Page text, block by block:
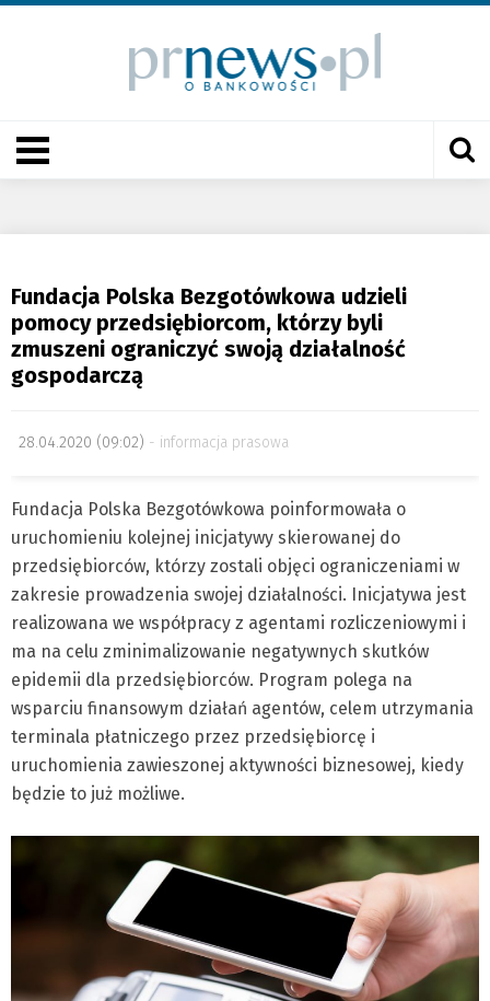
Fundacja Polska Bezgotówkowa udzieli
pomocy przedsiębiorcom, którzy byli
zmuszeni ograniczyć swoją działalność
gospodarczą
28.04.2020 (09:02) informacja prasowa
Fundacja Polska Bezgotówkowa poinformowała o
uruchomieniu kolejnej inicjatywy skierowanej do
przedsiębiorców, którzy zostali objęci ograniczeniami w
zakresie prowadzenia swojej działalności. Inicjatywa jest
realizowana we współpracy z agentami rozliczeniowymi i
ma na celu zminimalizowanie negatywnych skutków
epidemii dla przedsiębiorców. Program polega na
wsparciu finansowym działań agentów, celem utrzymania
terminala płatniczego przez przedsiębiorcę i
uruchomienia zawieszonej aktywności biznesowej, kiedy
będzie to już możliwe.